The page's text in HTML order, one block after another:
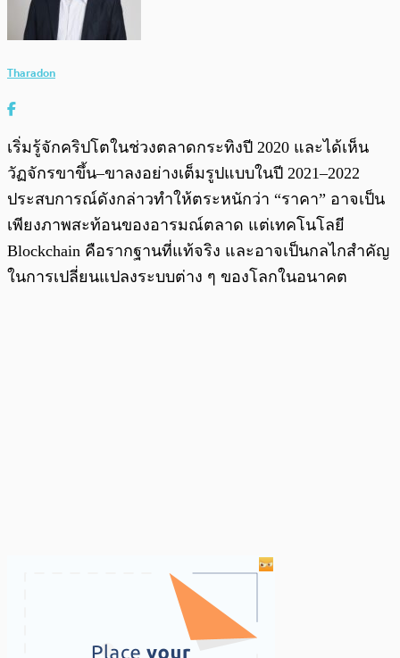
Tharadon
เริ่มรู้จักคริปโตในช่วงตลาดกระทิงปี 2020 และได้เห็น
วัฏจักรขาขึ้น–ขาลงอย่างเต็มรูปแบบในปี 2021–2022
ประสบการณ์ดังกล่าวทำให้ตระหนักว่า “ราคา” อาจเป็น
เพียงภาพสะท้อนของอารมณ์ตลาด แต่เทคโนโลยี
Blockchain คือรากฐานที่แท้จริง และอาจเป็นกลไกสำคัญ
ในการเปลี่ยนแปลงระบบต่าง ๆ ของโลกในอนาคต